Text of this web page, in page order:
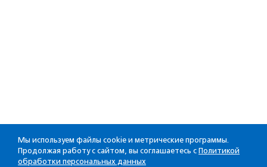
Мы используем файлы cookie и метрические программы.
Продолжая работу с сайтом, вы соглашаетесь с Политикой
обработки персональных данных